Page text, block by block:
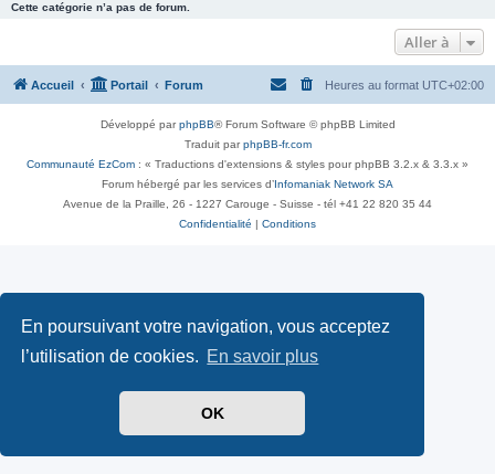
En poursuivant votre navigation, vous acceptez
l’utilisation de cookies. En savoir plus
OK
Cette catégorie n’a pas de forum.
Aller à
Accueil Portail Forum Heures au format UTC+02:00
Développé parphpBB® Forum Software © phpBB Limited
Traduit parphpBB-fr.com
Communauté EzCom : « Traductions d'extensions & styles pour phpBB 3.2.x & 3.3.x »
Forum hébergé par les services d’ Infomaniak Network SA
Avenue de la Praille, 26 - 1227 Carouge - Suisse - tél +41 22 820 35 44
Confidentialité
Conditions